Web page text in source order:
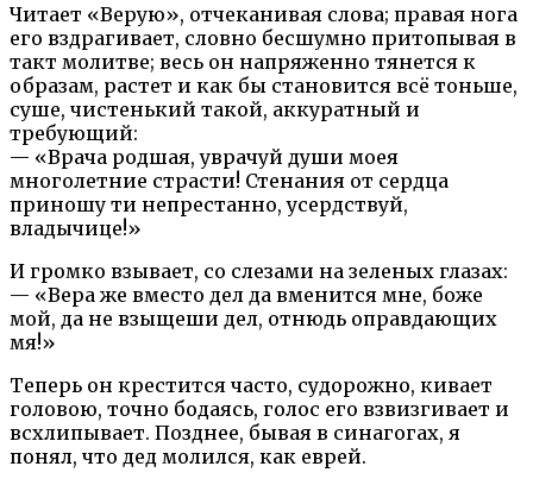
Читает «Верую», отчеканивая слова; правая нога
его вздрагивает, словно бесшумно притопывая в
такт молитве; весь он напряженно тянется к
образам, растет и как бы становится всё тоньше,
суше, чистенький такой, аккуратный и
требующий:
— «Врача родшая, уврачуй души моея
многолетние страсти! Стенания от сердца
приношу ти непрестанно, усердствуй,
владычице!»
И громко взывает, со слезами на зеленых глазах:
— «Вера же вместо дел да вменится мне, боже
мой, да не взыщеши дел, отнюдь оправдающих
мя!»
Теперь он крестится часто, судорожно, кивает
головою, точно бодаясь, голос его взвизгивает и
всхлипывает. Позднее, бывая в синагогах, я
понял, что дед молился, как еврей.